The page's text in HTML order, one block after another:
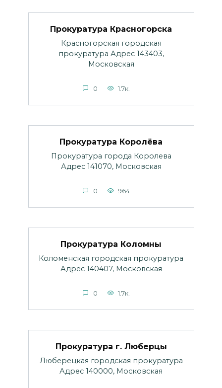
Прокуратура Красногорска
Красногорская городская
прокуратура Адрес 143403,
Московская
0 1.7к.
Прокуратура Королёва
Прокуратура города Королева
Адрес 141070, Московская
0 964
Прокуратура Коломны
Коломенская городская прокуратура
Адрес 140407, Московская
0 1.7к.
Прокуратура г. Люберцы
Люберецкая городская прокуратура
Адрес 140000, Московская